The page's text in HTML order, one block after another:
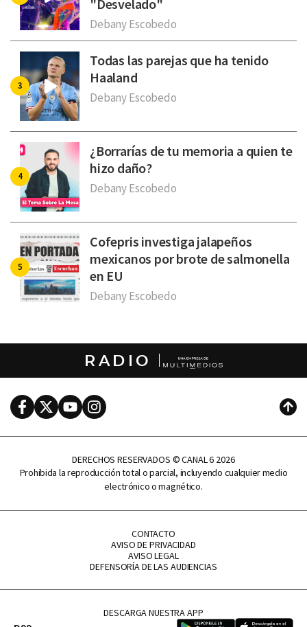
"Desvelado"
Debany Escobedo
Todas las parejas que ha tenido
Haaland
Debany Escobedo
¿Borrarías de tu memoria a quien te
hizo daño?
Debany Escobedo
Cofepris investiga jalapeños
mexicanos por brote de salmonella
en EU
Debany Escobedo
RADIO
FacebookTwitterYoutubeInstagram
DERECHOS RESERVADOS © CANAL 6 2026
Prohibida la reproducción total o parcial, incluyendo cualquier medio
electrónico o magnético.
CONTACTO
AVISO DE PRIVACIDAD
AVISO LEGAL
DEFENSORÍA DE LAS AUDIENCIAS
DESCARGA NUESTRA APP